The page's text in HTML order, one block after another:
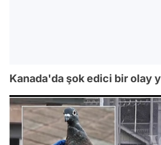
Kanada'da şok edici bir olay